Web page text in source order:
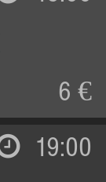
6 €
19:00